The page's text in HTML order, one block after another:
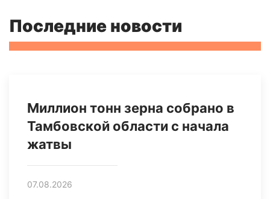
Последние новости
Миллион тонн зерна собрано в
Тамбовской области с начала
жатвы
07.08.2026